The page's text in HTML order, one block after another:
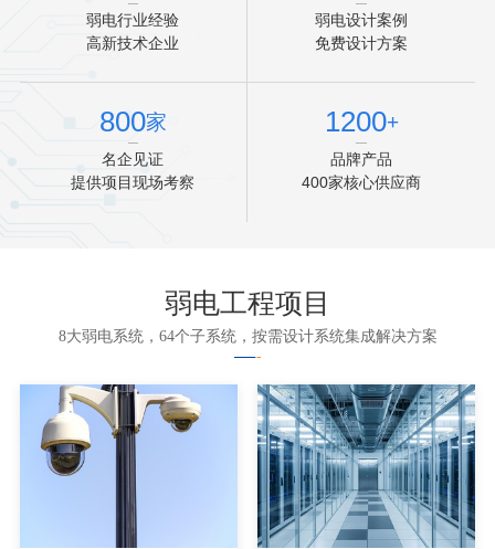
弱电行业经验
高新技术企业
弱电设计案例
免费设计方案
800家
名企见证
提供项目现场考察
1200+
品牌产品
400家核心供应商
弱电工程项目
8大弱电系统，64个子系统，按需设计系统集成解决方案